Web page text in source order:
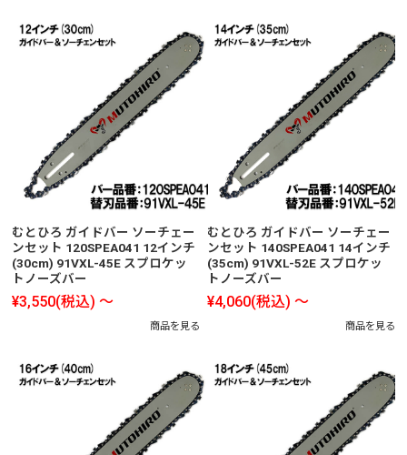
むとひろ ガイドバー ソーチェー
ンセット 120SPEA041 12インチ
(30cm) 91VXL-45E スプロケッ
トノーズバー
¥3,550(税込) ～
商品を見る
むとひろ ガイドバー ソーチェー
ンセット 140SPEA041 14インチ
(35cm) 91VXL-52E スプロケッ
トノーズバー
¥4,060(税込) ～
商品を見る